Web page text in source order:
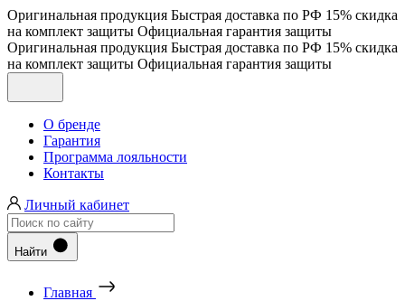
Оригинальная продукция Быстрая доставка по РФ 15% скидка
на комплект защиты Официальная гарантия защиты
Оригинальная продукция Быстрая доставка по РФ 15% скидка
на комплект защиты Официальная гарантия защиты
О бренде
Гарантия
Программа лояльности
Контакты
Личный кабинет
Найти
Главная